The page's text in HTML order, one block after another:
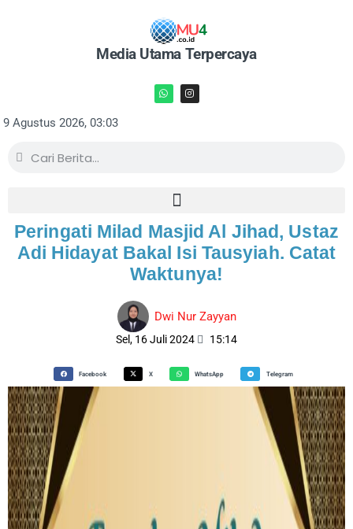
Media Utama Terpercaya
9 Agustus 2026, 03:03
Peringati Milad Masjid Al Jihad, Ustaz
Adi Hidayat Bakal Isi Tausyiah. Catat
Waktunya!
Dwi Nur Zayyan
Sel, 16 Juli 2024 15:14
Facebook X WhatsApp Telegram